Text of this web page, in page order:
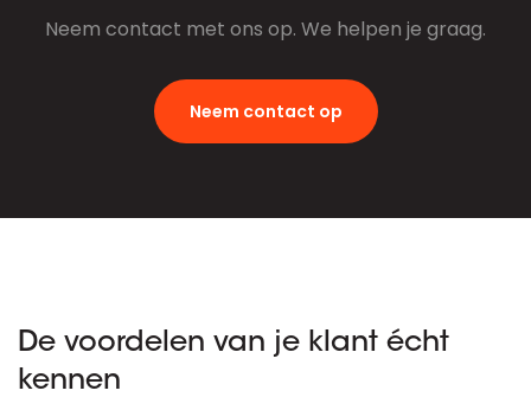
Neem contact met ons op. We helpen je graag.
Neem contact op
De voordelen van je klant écht
kennen